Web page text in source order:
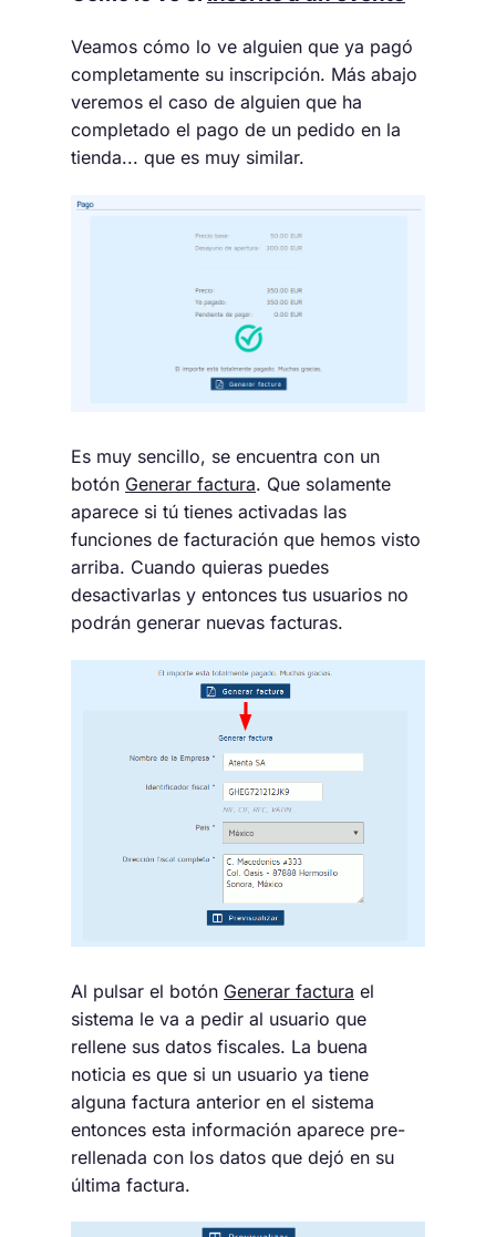
Veamos cómo lo ve alguien que ya pagó
completamente su inscripción. Más abajo
veremos el caso de alguien que ha
completado el pago de un pedido en la
tienda... que es muy similar.
Es muy sencillo, se encuentra con un
botón Generar factura. Que solamente
aparece si tú tienes activadas las
funciones de facturación que hemos visto
arriba. Cuando quieras puedes
desactivarlas y entonces tus usuarios no
podrán generar nuevas facturas.
Al pulsar el botón Generar factura el
sistema le va a pedir al usuario que
rellene sus datos fiscales. La buena
noticia es que si un usuario ya tiene
alguna factura anterior en el sistema
entonces esta información aparece pre-
rellenada con los datos que dejó en su
última factura.